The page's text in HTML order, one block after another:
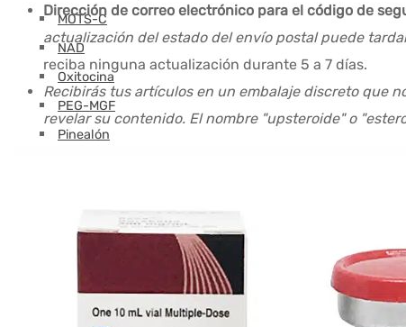
MOTS-C
NAD
Oxitocina
PEG-MGF
Pinealón
Semaglutida
SS-31
Dirección de correo electrónico para el código de
actualización del estado del envío postal puede
reciba ninguna actualización durante 5 a 7 días.
Recibirás tus artículos en un embalaje discreto que
revelar su contenido. El nombre "upsteroide" o